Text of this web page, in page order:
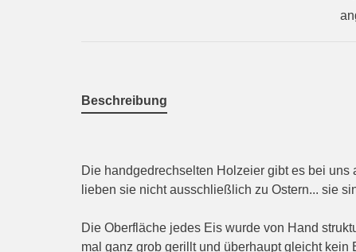
Beschreibung
Die handgedrechselten Holzeier gibt es bei
lieben sie nicht ausschließlich zu Ostern... sie
Die Oberfläche jedes Eis wurde von Hand
mal ganz grob gerillt und überhaupt gleicht kein